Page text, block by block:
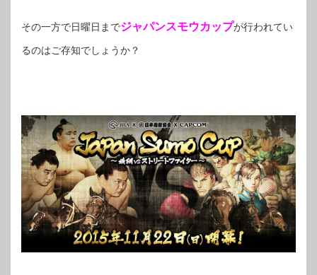
その一方で日曜日までジャパンスモウカップが行われてい
るのはご存知でしょうか？